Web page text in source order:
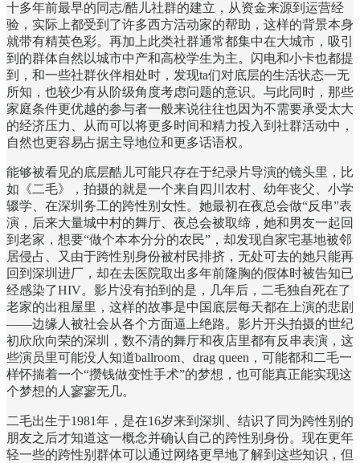
十多年前最早的同志/酷儿社群的建立，从资金来源到运营经
验，实际上都受到了许多西方活动家的帮助，这样的背景本身
就带有精英色彩。再加上此类社群通常都集中在大城市，吸引
到的群体自然以城市中产和高校学生为主。闪电和小卡也都提
到，和一些社群伙伴相处时，发现ta们对底层的生活状态一无
所知，也较少有从阶级角度考虑问题的意识。与此同时，那些
家庭条件更优越的参与者一般来说往往也因为不需要承受太大
的经济压力、从而可以将更多时间和精力投入到社群活动中，
自然也更容易占据主导地位和更多话语权。
能够被看见的底层酷儿可能只存在于纪录片导演的镜头里，比
如《二毛》，拍摄的就是一个来自四川农村、幼年丧父、小学
辍学、在深圳务工的跨性别女性。她最初在夜总会做“反串”表
演，后来大量城中村的舞厅、夜总会被取缔，她和男友一起回
到老家，想要“做个本本分分的农民”，却发现自家宅基地被邻
居侵占、又由于跨性别身份被村民排挤，无处可去的她只能再
回到深圳进厂，却在去医院取出多年前隆胸的假体时被告知已
经感染了HIV。影片没有拍到的是，几年后，二毛独自死在了
老家的出租屋里，这样的故事是中国底层每天都在上演的悲剧
——边缘人被社会从各个方面逼上绝路。影片开头拍摄的世纪
初欣欣向荣的深圳，数不清的舞厅和夜店里都有反串表演，这
些演员里可能没人知道ballroom、drag queen，可能都和二毛一
样怀揣着一个“攒钱做变性手术”的梦想，也可能真正能实现这
个梦想的人寥寥无几。
二毛出生于1981年，是在16岁来到深圳、结识了同为跨性别的
朋友之后才知道这一概念并确认自己的跨性别身份。现在更年
轻一些的跨性别群体可以通过网络更早地了解到这些知识，但